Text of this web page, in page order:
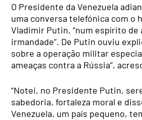
O Presidente da Venezuela
uma conversa telefónica com o
Vladimir Putin, “num espírito de
irmandade”. De Putin ouviu
sobre a operação militar
ameaças contra a Rússia”,
“Notei, no Presidente Putin,
sabedoria, fortaleza moral e
Venezuela, um país pequeno,